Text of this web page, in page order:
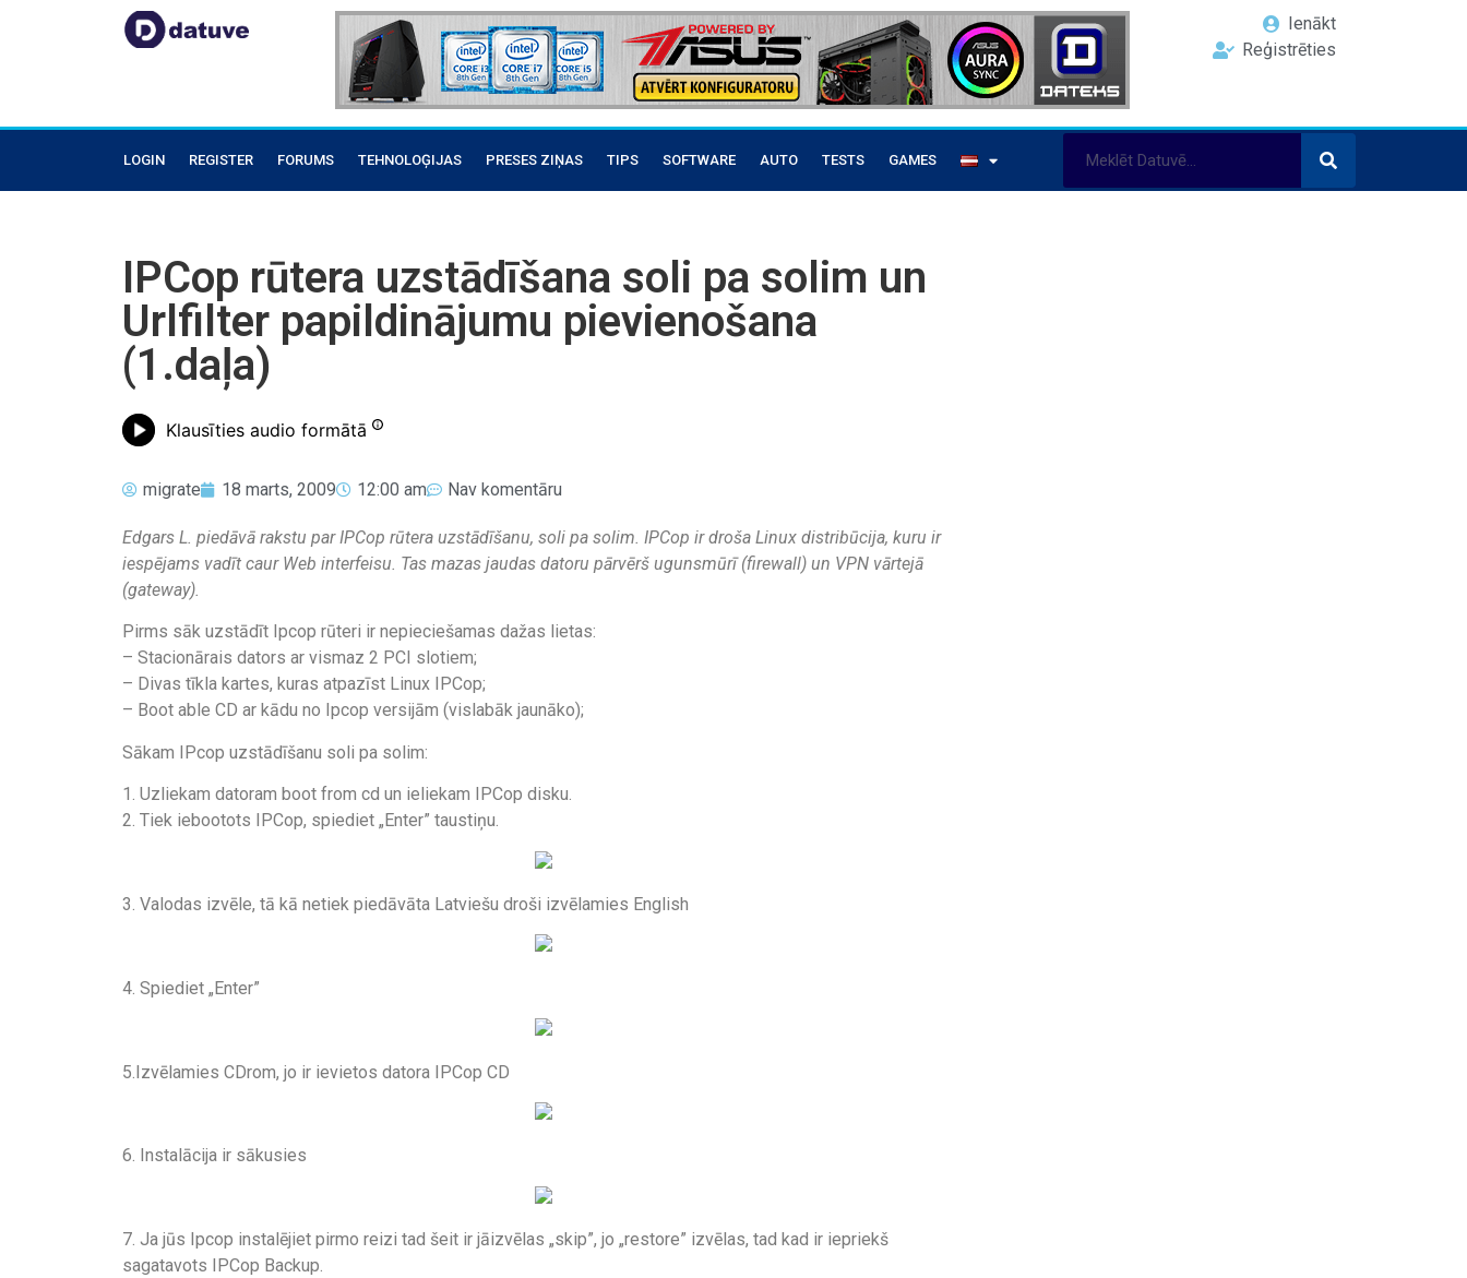
Ienākt
Reģistrēties
LOGIN REGISTER FORUMS TEHNOLOĢIJAS PRESES ZIŅAS TIPS SOFTWARE AUTO TESTS GAMES
IPCop rūtera uzstādīšana soli pa solim un
Urlfilter papildinājumu pievienošana
(1.daļa)
Klausīties audio formātā
migrate 18 marts, 2009 12:00 am Nav komentāru
Edgars L. piedāvā rakstu par IPCop rūtera uzstādīšanu, soli pa solim. IPCop ir droša Linux distribūcija, kuru ir
iespējams vadīt caur Web interfeisu. Tas mazas jaudas datoru pārvērš ugunsmūrī (firewall) un VPN vārtejā
(gateway).
Pirms sāk uzstādīt Ipcop rūteri ir nepieciešamas dažas lietas:
– Stacionārais dators ar vismaz 2 PCI slotiem;
– Divas tīkla kartes, kuras atpazīst Linux IPCop;
– Boot able CD ar kādu no Ipcop versijām (vislabāk jaunāko);
Sākam IPcop uzstādīšanu soli pa solim:
1. Uzliekam datoram boot from cd un ieliekam IPCop disku.
2. Tiek iebootots IPCop, spiediet „Enter” taustiņu.
3. Valodas izvēle, tā kā netiek piedāvāta Latviešu droši izvēlamies English
4. Spiediet „Enter”
5.Izvēlamies CDrom, jo ir ievietos datora IPCop CD
6. Instalācija ir sākusies
7. Ja jūs Ipcop instalējiet pirmo reizi tad šeit ir jāizvēlas „skip”, jo „restore” izvēlas, tad kad ir iepriekš
sagatavots IPCop Backup.